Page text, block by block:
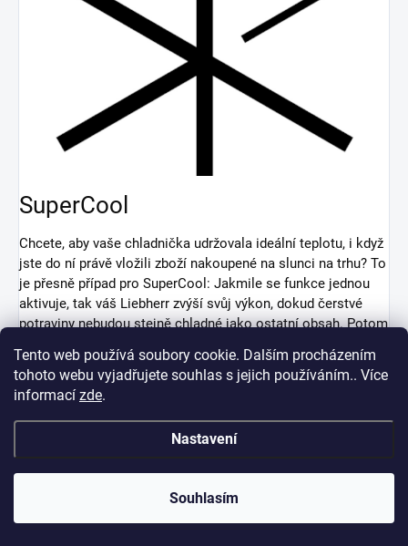
Tento web používá soubory cookie. Dalším procházením
tohoto webu vyjadřujete souhlas s jejich používáním.. Více
informací zde.
Nastavení
Souhlasím
SuperCool
Chcete, aby vaše chladnička udržovala ideální teplotu, i když
jste do ní právě vložili zboží nakoupené na slunci na trhu? To
je přesně případ pro SuperCool: Jakmile se funkce jednou
aktivuje, tak váš Liebherr zvýší svůj výkon, dokud čerstvé
potraviny nebudou stejně chladné jako ostatní obsah. Potom
Dveřní alarm
a potraviny se nezkazí: pokud dveře spotřebiče zůstanou
otevřené příliš dlouho, spustí se alarm – blikající světlo